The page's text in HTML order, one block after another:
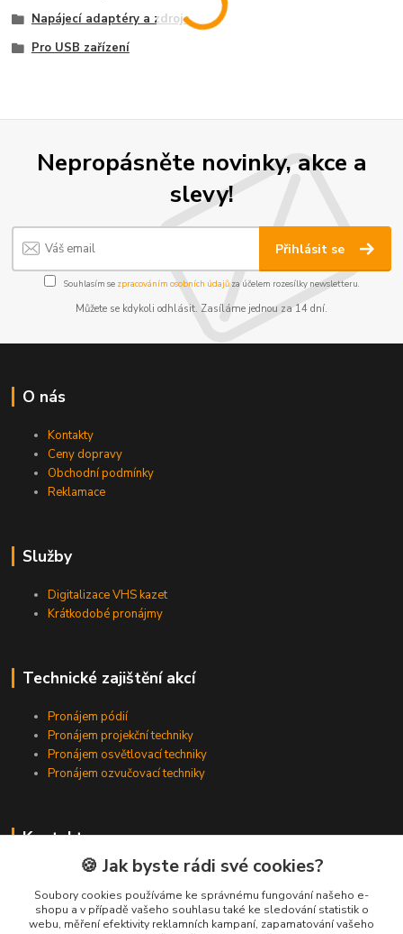
Napájecí adaptéry a zdroje
Pro USB zařízení
Nepropásněte novinky, akce a
slevy!
Přihlásit se
Souhlasím se zpracováním osobních údajůza účelem rozesílky newsletteru.
Můžete se kdykoli odhlásit. Zasíláme jednou za 14 dní.
O nás
Kontakty
Ceny dopravy
Obchodní podmínky
Reklamace
Služby
Digitalizace VHS kazet
Krátkodobé pronájmy
Technické zajištění akcí
Pronájem pódií
Pronájem projekční techniky
Pronájem osvětlovací techniky
Pronájem ozvučovací techniky
Kontakty
Zákaznická podpora
+420 224 318 342
(Po-Pá, 9-16 hod.)
🍪 Jak byste rádi své cookies?
Soubory cookies používáme ke správnému fungování našeho e-
shopu a v případě vašeho souhlasu také ke sledování statistik o
webu, měření efektivity reklamních kampaní, zapamatování vašeho